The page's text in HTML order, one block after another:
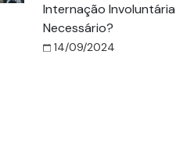
Internação Involuntária
Necessário?
14/09/2024